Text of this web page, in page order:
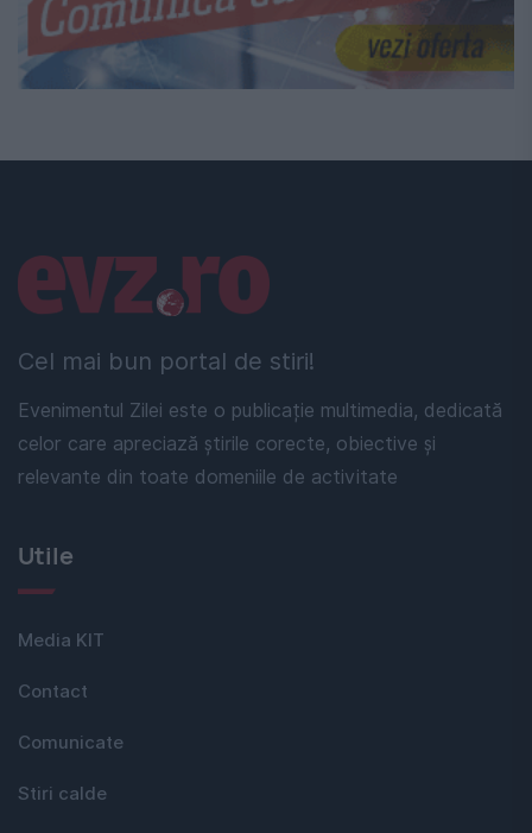
Cel mai bun portal de stiri!
Evenimentul Zilei este o publicație multimedia, dedicată
celor care apreciază știrile corecte, obiective și
relevante din toate domeniile de activitate
Linkuri utile
Utile
Media KIT
Contact
Comunicate
Stiri calde